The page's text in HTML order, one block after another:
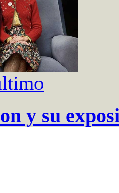
y su